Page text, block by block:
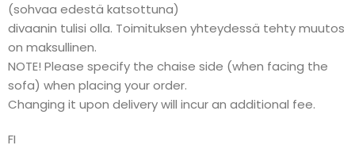
(sohvaa edestä katsottuna)
divaanin tulisi olla. Toimituksen yhteydessä tehty muutos
on maksullinen.
NOTE! Please specify the chaise side (when facing the
sofa) when placing your order.
Changing it upon delivery will incur an additional fee.
FI